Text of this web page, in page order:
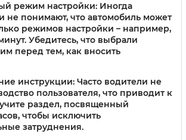
режим настройки: Иногда
не понимают, что автомобиль может
режимов настройки – например,
Убедитесь, что выбрали
перед тем, как вносить
инструкции: Часто водители не
пользователя, что приводит к
раздел, посвященный
чтобы исключить
затруднения.